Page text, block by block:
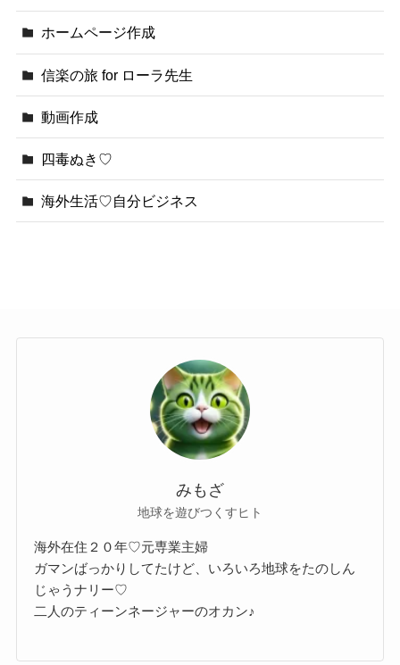
ホームページ作成
信楽の旅 for ローラ先生
動画作成
四毒ぬき♡
海外生活♡自分ビジネス
みもざ
地球を遊びつくすヒト
海外在住２０年♡元専業主婦
ガマンばっかりしてたけど、いろいろ地球をたのしん
じゃうナリー♡
二人のティーンネージャーのオカン♪